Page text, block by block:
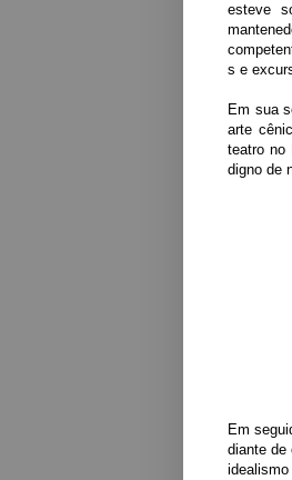
esteve
s e
Em sua
arte
teatro no
digno de
Em
diante de